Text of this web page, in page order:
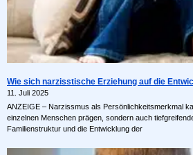
Wie sich narzisstische Erziehung auf die
11. Juli 2025
ANZEIGE – Narzissmus als Persönlichkeitsmerkmal
einzelnen Menschen prägen, sondern auch
Familienstruktur und die Entwicklung der